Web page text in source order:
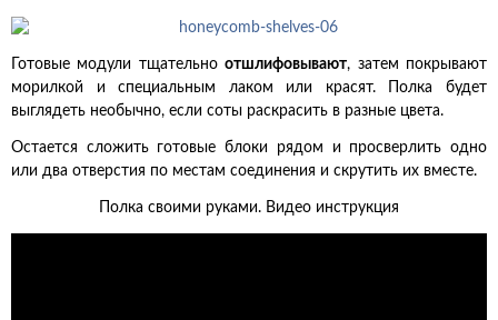
Готовые модули тщательноотшлифовывают, затем покрывают
морилкой и специальным лаком или красят. Полка будет
выглядеть необычно, если соты раскрасить в разные цвета.
Остается сложить готовые блоки рядом и просверлить одно
или два отверстия по местам соединения и скрутить их вместе.
Полка своими руками. Видео инструкция